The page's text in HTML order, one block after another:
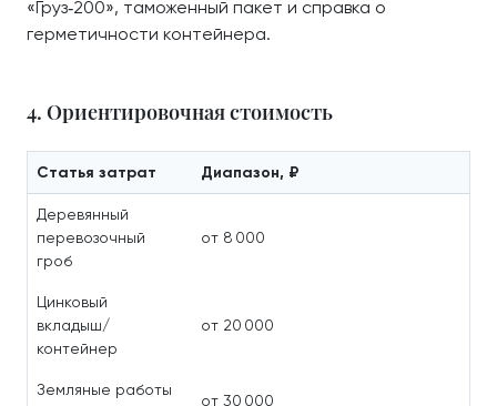
«Груз‑200», таможенный пакет и справка о
герметичности контейнера.
4. Ориентировочная стоимость
Статья затрат Диапазон, ₽
Деревянный
перевозочный
гроб
от 8 000
Цинковый
вкладыш/
контейнер
от 20 000
Земляные работы
от 30 000